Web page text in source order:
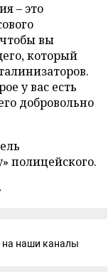
– это
вы
который
у вас есть
добровольно
полицейского.
на наши каналы